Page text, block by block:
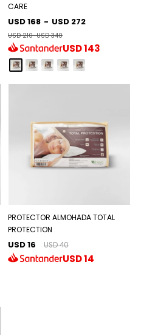
CARE
USD 168 - USD 272
USD 210-USD 340
USD143
PROTECTOR ALMOHADA TOTAL
PROTECTION
USD 16 USD 40
USD14